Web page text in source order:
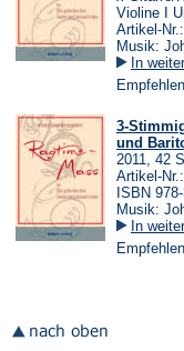
Violine I
Artikel-
Musik:
In
3-
und
2011, 42
Artikel-
ISBN
Musik:
In